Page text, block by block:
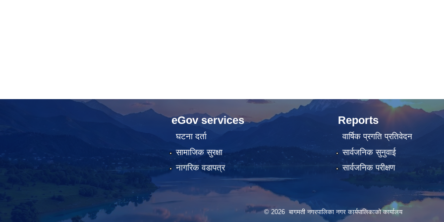
eGov services
घटना दर्ता
सामाजिक सुरक्षा
नागरिक वडापत्र
Reports
वार्षिक प्रगति प्रतिवेदन
सार्वजनिक सुनुवाई
सार्वजनिक परीक्षण
© 2026 बागमती नगरपालिका नगर कार्यपालिकाको कार्यालय